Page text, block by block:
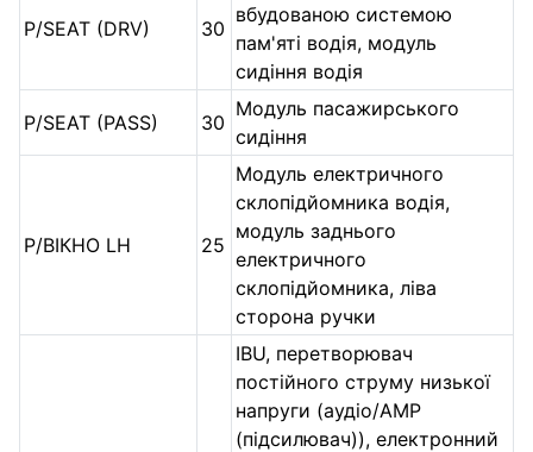
P/SEAT (DRV) 30
вбудованою системою
пам'яті водія, модуль
сидіння водія
P/SEAT (PASS) 30
Модуль пасажирського
сидіння
P/ВІКНО LH 25
Модуль електричного
склопідйомника водія,
модуль заднього
електричного
склопідйомника, ліва
сторона ручки
IBU, перетворювач
постійного струму низької
напруги (аудіо/AMP
(підсилювач)), електронний